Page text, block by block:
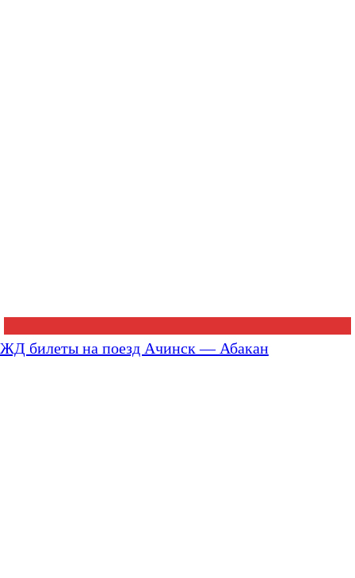
ЖД билеты на поезд Ачинск — Абакан